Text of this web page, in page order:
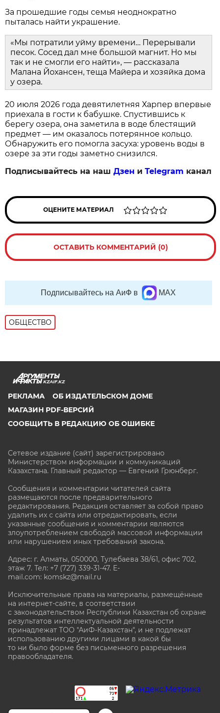
За прошедшие годы семья неоднократно
пыталась найти украшение.
«Мы потратили уйму времени… Перерывали
песок. Сосед дал мне большой магнит. Но мы
так и не смогли его найти», — рассказала
Малана Йохансен, теща Майера и хозяйка дома
у озера.
20 июля 2026 года девятилетняя Харпер впервые
приехала в гости к бабушке. Спустившись к
берегу озера, она заметила в воде блестящий
предмет — им оказалось потерянное кольцо.
Обнаружить его помогла засуха: уровень воды в
озере за эти годы заметно снизился.
Подписывайтесь на нашДзен иTelegram канал
ОЦЕНИТЕ МАТЕРИАЛ
ОСТАВИТЬ КОММЕНТАРИЙ (0)
Подписывайтесь на АиФ в MAX
ОБЩЕСТВО
KZAIF.KZ
РЕКЛАМА
ОБ ИЗДАТЕЛЬСКОМ ДОМЕ
МАГАЗИН PDF-ВЕРСИЙ
СООБЩИТЬ В РЕДАКЦИЮ ОБ ОШИБКЕ
Сетевое издание (сайт) зарегистрировано
Министерством информации и коммуникаций
Казахстана. Главный редактор — Евгений Грюнберг.
Сообщения и комментарии читателей сайта
размещаются после предварительного
редактирования. Редакция оставляет за собой право
удалить их с сайта или отредактировать, если
указанные сообщения и комментарии являются
злоупотреблением свободой массовой информации
или нарушением иных требований закона.
Адрес: г. Алматы, 050000, Тулебаева 38/61, офис 702,
этаж 7. Тел: +7 (727) 339-31-47. E-
mail.com: komskz@mail.ru
Исключительные права на материалы, размещённые
на интернет-сайте, в соответствии
с законодательством Республики Казахстан об охране
результатов интеллектуальной деятельности
принадлежат ТОО "АиФ-Казахстан", и не подлежат
использованию другими лицами в какой бы
то ни было форме без письменного разрешения
правообладателя.